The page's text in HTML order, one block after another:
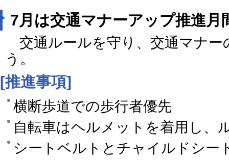
7月は交通マナーアップ推進月
交通ルールを守り、交通マナー
う。
[推進事項]
横断歩道での歩行者優先
自転車はヘルメットを着用し、
シートベルトとチャイルドシ